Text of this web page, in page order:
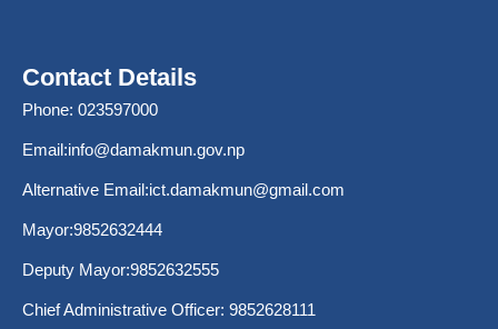
Contact Details
Phone: 023597000
Email:info@damakmun.gov.np
Alternative Email:ict.damakmun@gmail.com
Mayor:9852632444
Deputy Mayor:9852632555
Chief Administrative Officer: 9852628111